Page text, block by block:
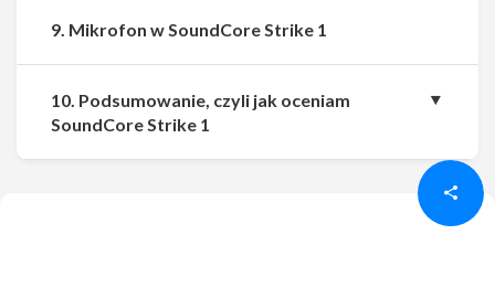
Udostępnij
9. Mikrofon w SoundCore Strike 1
10. Podsumowanie, czyli jak oceniam
SoundCore Strike 1